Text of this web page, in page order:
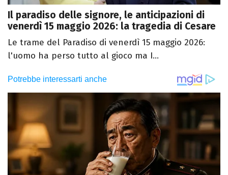
Il paradiso delle signore, le anticipazioni di
venerdì 15 maggio 2026: la tragedia di Cesare
Le trame del Paradiso di venerdì 15 maggio 2026:
l'uomo ha perso tutto al gioco ma I...